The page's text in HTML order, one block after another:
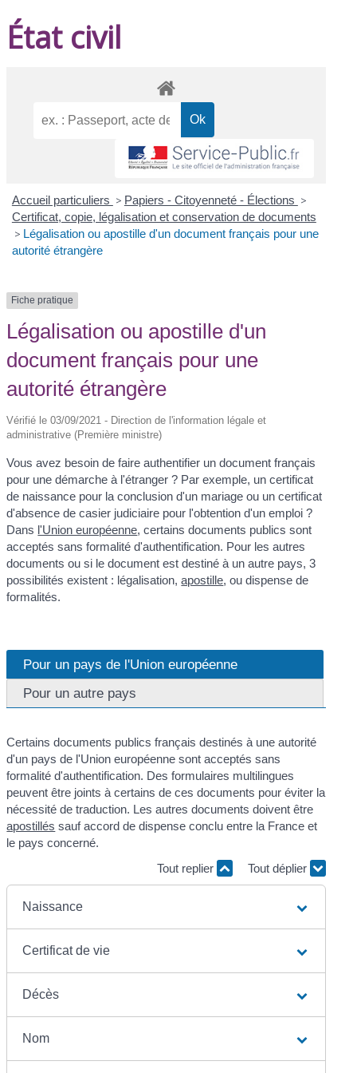
État civil
Accueil particuliers > Papiers - Citoyenneté - Élections >
Certificat, copie, légalisation et conservation de documents
> Légalisation ou apostille d'un document français pour une
autorité étrangère
Fiche pratique
Légalisation ou apostille d'un
document français pour une
autorité étrangère
Vérifié le 03/09/2021 - Direction de l'information légale et
administrative (Première ministre)
Vous avez besoin de faire authentifier un document français
pour une démarche à l'étranger ? Par exemple, un certificat
de naissance pour la conclusion d'un mariage ou un certificat
d'absence de casier judiciaire pour l'obtention d'un emploi ?
Dans l'Union européenne, certains documents publics sont
acceptés sans formalité d'authentification. Pour les autres
documents ou si le document est destiné à un autre pays, 3
possibilités existent : légalisation,apostille, ou dispense de
formalités.
Pour un pays de l'Union européenne
Pour un autre pays
Certains documents publics français destinés à une autorité
d'un pays de l'Union européenne sont acceptés sans
formalité d'authentification. Des formulaires multilingues
peuvent être joints à certains de ces documents pour éviter la
nécessité de traduction. Les autres documents doivent être
apostillés sauf accord de dispense conclu entre la France et
le pays concerné.
Tout replier
Tout déplier
Naissance
Certificat de vie
Décès
Nom